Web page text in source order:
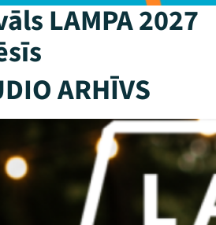
LAMPA 2027
ARHĪVS